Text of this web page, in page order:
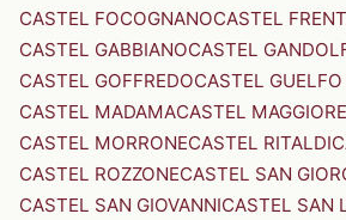
CASTEL FOCOGNANOCASTEL
CASTEL GABBIANOCASTEL
CASTEL GOFFREDOCASTEL
CASTEL MADAMACASTEL MAGGIORE
CASTEL MORRONECASTEL RITALDI
CASTEL ROZZONECASTEL SAN
CASTEL SAN GIOVANNICASTEL SAN